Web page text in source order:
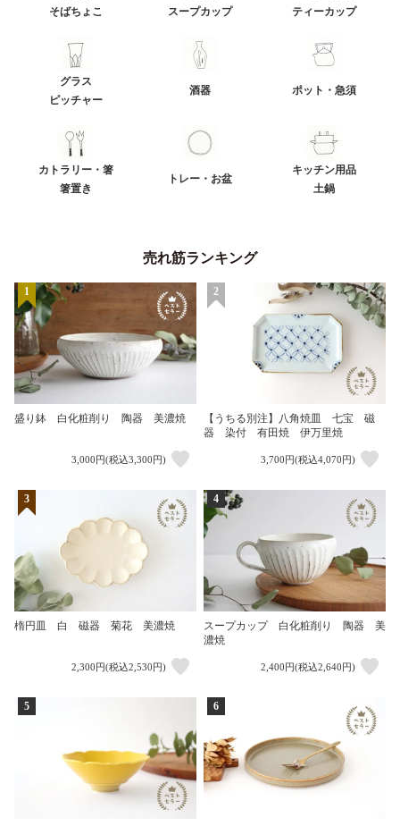
そばちょこ
スープカップ
ティーカップ
グラス
ピッチャー
酒器 ポット・急須
カトラリー・箸
箸置き
トレー・お盆
キッチン用品
土鍋
売れ筋ランキング
1
盛り鉢 白化粧削り 陶器 美濃焼
3,000円(税込3,300円)
2
【うちる別注】八角焼皿 七宝 磁
器 染付 有田焼 伊万里焼
3,700円(税込4,070円)
3
楕円皿 白 磁器 菊花 美濃焼
2,300円(税込2,530円)
4
スープカップ 白化粧削り 陶器 美
濃焼
2,400円(税込2,640円)
5 6